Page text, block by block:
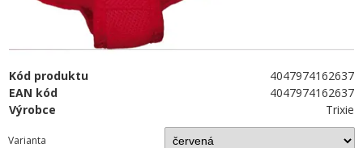
Kód produktu
4047974162637
EAN kód
4047974162637
Výrobce
Trixie
Varianta